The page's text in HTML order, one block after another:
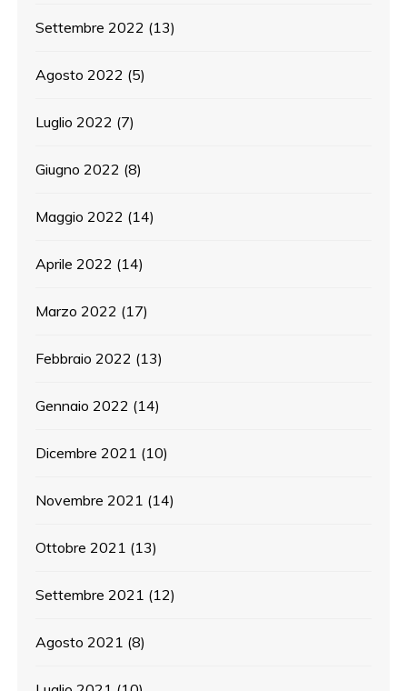
Settembre 2022 (13)
Agosto 2022 (5)
Luglio 2022 (7)
Giugno 2022 (8)
Maggio 2022 (14)
Aprile 2022 (14)
Marzo 2022 (17)
Febbraio 2022 (13)
Gennaio 2022 (14)
Dicembre 2021 (10)
Novembre 2021 (14)
Ottobre 2021 (13)
Settembre 2021 (12)
Agosto 2021 (8)